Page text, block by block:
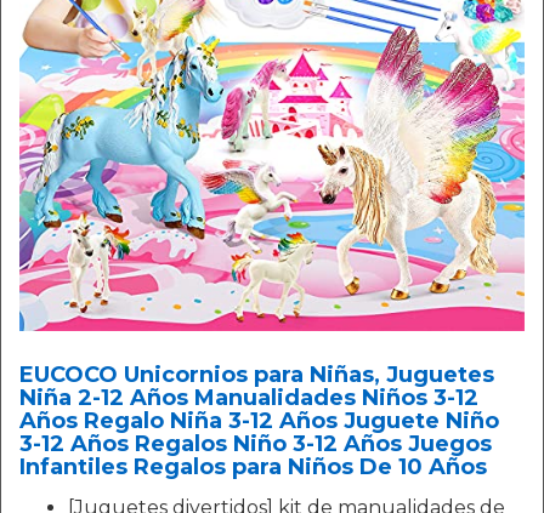
EUCOCO Unicornios para Niñas, Juguetes
Niña 2-12 Años Manualidades Niños 3-12
Años Regalo Niña 3-12 Años Juguete Niño
3-12 Años Regalos Niño 3-12 Años Juegos
Infantiles Regalos para Niños De 10 Años
[Juguetes divertidos] kit de manualidades de